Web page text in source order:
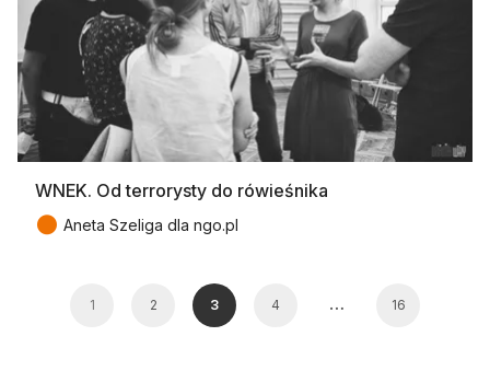
WNEK. Od terrorysty do rówieśnika
● Aneta Szeliga dla ngo.pl
1 2 3 4 … 16